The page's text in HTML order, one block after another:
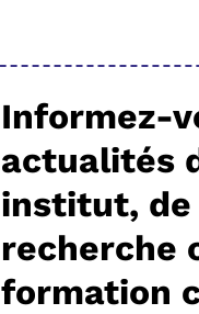
Informez-
actualités
institut, de
recherche
formation